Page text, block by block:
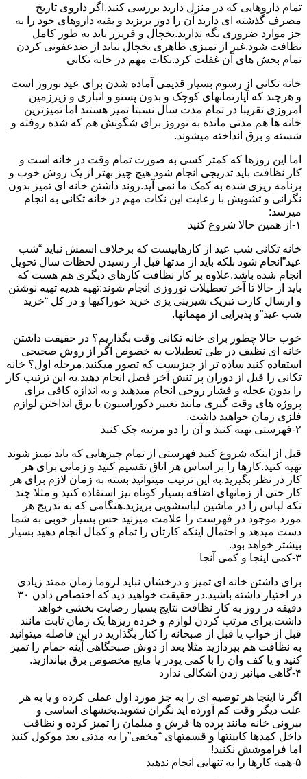
تمام داروهایی که در منزل دارید بررسی کنید.اگر داروی تاریخ
مصرف گذشته ای دارید آن را دور بریزید و بقیه داروهای خود را به
جز موارد ضروری نگه ندارید.یخچال و فریزر باید به طور کامل
نظافت شود.غیر از تمیزی ظاهری یخچال نباید از ضدعفونی کردن
تمام بخش های آن غفلت کرد.نکات مهم در خانه تکانی
خانه تکانی از رسوم بسیار قدیمی آماده شدن برای عید نوروز است
و هرچند که آپارتمانهای کوچک و بدون پستو و انباری و زیرزمین
امروزی تقریبا در تمام مدت سال نسبتا تمیز هستند اما تمیزترین
خانه ها هم مدتی مانده به نوروز برای شگونش هم که شده روفته و
شسته و برق انداخته میشوند.
اما این روزها که کمتر کسی به صورت تمام وقت در خانه است و
کار نظافت باید تدریجی انجام شود هیچ چیز بهتر از یک روش خوب و
برنامه ریزی شده به کمک ما نمی آید.روند داشتن خانه ای تمیز بدون
نگرانی و تشویش با رعایت این نکات مهم در خانه تکانی به انجام
میرسد:
۱-از همین حالا شروع کنید
خانه تکانی شب عید از کارهاییست که برخلاف اسمش نباید “شب
عید”انجام شود بلکه باید از مدتها قبل از رسیدن لحظات سال تحویل
انجام شده باشد.علاوه بر کار نظافت کارهای دیگری هم هست که
باید از حالا تا آخر تعطیلات نوروزی انجام شوند:تهیه هدیه تهیه نوشتن
و ارسال کارت تبریک شیرینی پزی خرید خوراکیها و در کل “خرید
شب عید”و پذیرایی از مهمانها.
خوب حالا چطور برای خانه تکانی وقت بگذاریم؟ در حقیقت داشتن
خانه ای نظیف در طی تعطیلات به خصوص اگر از روش صحیحی
استفاده کنید ساده تر از چیزیست که تصور میکنید.مرحله اول؟ خانه
تکانی را قبل از دوران پر تنش آخر فصل انجام دهید.به این ترتیب کار
را بدون عجله و فشار روحی انجام میدهید و به اندازه کافی برای
پروژه های وقت گیری مانند تغییر دکوراسیون یا برق انداختن لوازم
فلزی زمان خواهید داشت.
۲-فهرستی تهیه کنید و آن را دو مرتبه چک کنید
قبل از اینکه شروع کنید فهرستی از تمام چیزهایی که باید تمیز شوند
تهیه کنید.کارها را بر اساس هر اتاق تقسیم کنید و زمانی برای هر
کار در نظر بگیرید.به این ترتیب میتوانید بسته به زمان لازم برای هر
کار حتی از زمانهای اضافه بسیار کوتاه نیز استفاده کنید و مثلا چند
تکه لباس را در ماشین لباسشویی بریزید.هنگامی که به تدریج هر
مورد موجود در فهرست را علامت میزنید حس بسیار خوبی به شما
دست میدهد و احتمال اینکه کارتان را تمام و کمال انجام دهید بسیار
بیشتر خواهد بود.
۳-کمی اینجا و کمی آنجا
برای داشتن خانه ای تمیز و درخشان نباید لزوما زمان ممتد زیادی
در اختیار داشته باشید.در حقیقت خواهید دید که اختصاص دادن ۳۰
دقیقه در روز به کار نظافت نتایج بسیار رضایت بخشی خواهد
داشت.برای مرتب کردن لوازم و خرده ریزها یک زمان ثابت مانند
قبل از خواب یا قبل از صبحانه را کنار بگذارید در این فاصله میتوانید
به نظافت هم بپردازید مثلا بعد از دوش صبحگاهی آینه حمام را تمیز
کنید و یا کف وان را با کمی پودر یا مایع مخصوص برق بیاندازید.
۴-گاهی میانبر زدن اشکالی ندارد
اگر تا اینجا هر توصیه ای را به جز مورد اول عملی کرده و یا به هر
علت دیگر وقت کم آورده اید نگران نشوید.بخشهای اساسی و
بیرونی خانه مانند پرده ها فرش و مبلمان را تمیز کرده و نظافت
داخل کمدها کابینتها و قسمتهای “مخفی”را به مدتی بعد موکول کنید
اما فراموشش نکنید!
۵-همه کارها را به تنهایی انجام ندهید